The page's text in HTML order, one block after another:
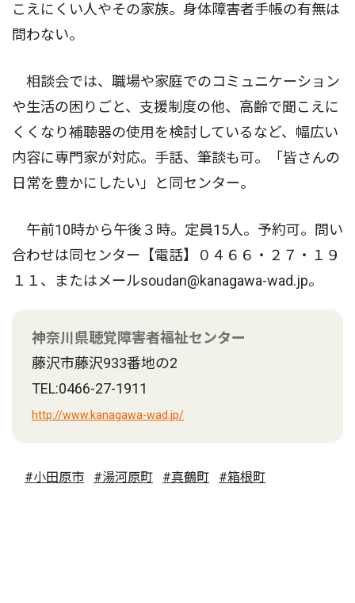
こえにくい人やその家族。身体障害者手帳の有無は
問わない。
相談会では、職場や家庭でのコミュニケーション
や生活の困りごと、支援制度の他、高齢で聞こえに
くくなり補聴器の使用を検討しているなど、幅広い
内容に専門家が対応。手話、筆談も可。「皆さんの
日常を豊かにしたい」と同センター。
午前10時から午後３時。定員15人。予約可。問い
合わせは同センター【電話】０４６６・２７・１９
１１、またはメールsoudan@kanagawa-wad.jp。
神奈川県聴覚障害者福祉センター
藤沢市藤沢933番地の2
TEL:0466-27-1911
http://www.kanagawa-wad.jp/
#小田原市 #湯河原町 #真鶴町 #箱根町